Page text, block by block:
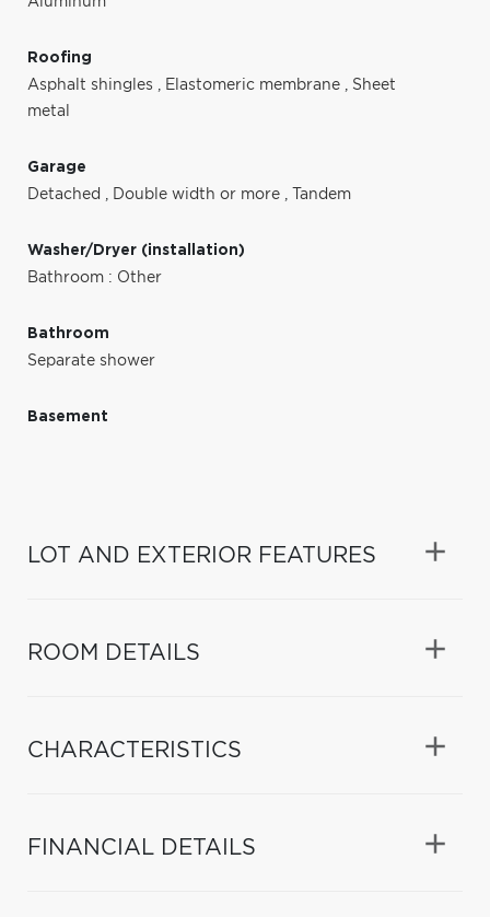
Roofing
Asphalt shingles , Elastomeric membrane , Sheet
metal
Garage
Detached , Double width or more , Tandem
Washer/Dryer (installation)
Bathroom : Other
Bathroom
Separate shower
Basement
LOT AND EXTERIOR FEATURES
ROOM DETAILS
CHARACTERISTICS
FINANCIAL DETAILS